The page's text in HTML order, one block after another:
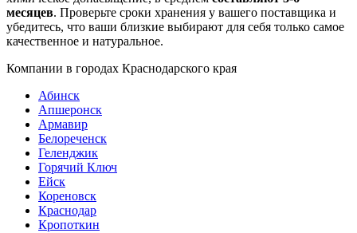
месяцев. Проверьте сроки хранения у вашего поставщика и
убедитесь, что ваши близкие выбирают для себя только самое
качественное и натуральное.
Компании в городах Краснодарского края
Абинск
Апшеронск
Армавир
Белореченск
Геленджик
Горячий Ключ
Ейск
Кореновск
Краснодар
Кропоткин